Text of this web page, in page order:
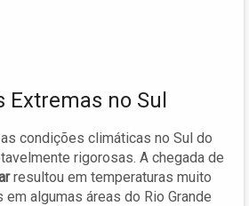
Extremas no Sul
condições climáticas no Sul do
rigorosas. A chegada de
resultou em temperaturas muito
algumas áreas do Rio Grande